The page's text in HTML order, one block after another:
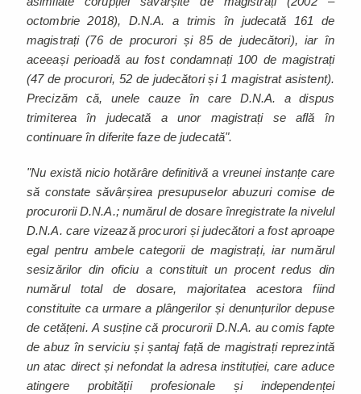
octombrie 2018), D.N.A. a trimis în judecată 161 de
magistrați (76 de procurori și 85 de judecători), iar în
aceeași perioadă au fost condamnați 100 de magistrați
(47 de procurori, 52 de judecători și 1 magistrat asistent).
Precizăm că, unele cauze în care D.N.A. a dispus
trimiterea în judecată a unor magistrați se află în
continuare în diferite faze de judecată".
"Nu există nicio hotărâre definitivă a vreunei instanțe care
să constate săvârșirea presupuselor abuzuri comise de
procurorii D.N.A.; numărul de dosare înregistrate la nivelul
D.N.A. care vizează procurori și judecători a fost aproape
egal pentru ambele categorii de magistrați, iar numărul
sesizărilor din oficiu a constituit un procent redus din
numărul total de dosare, majoritatea acestora fiind
constituite ca urmare a plângerilor și denunțurilor depuse
de cetățeni. A susține că procurorii D.N.A. au comis fapte
de abuz în serviciu și șantaj față de magistrați reprezintă
un atac direct și nefondat la adresa instituției, care aduce
atingere probității profesionale și independenței